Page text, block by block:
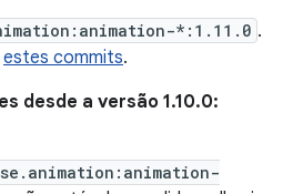
*:1.11.0 .
estes commits.
desde a versão 1.10.0: